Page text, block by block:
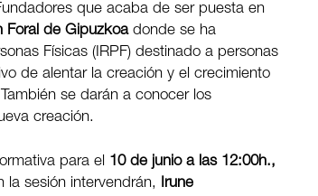
que acaba de ser puesta en
Foral de Gipuzkoadonde se ha
Físicas (IRPF) destinado a personas
de alentar la creación y el crecimiento
se darán a conocer los
creación.
para el 10 de junio a las 12:00h.,
la sesión intervendrán, Irune